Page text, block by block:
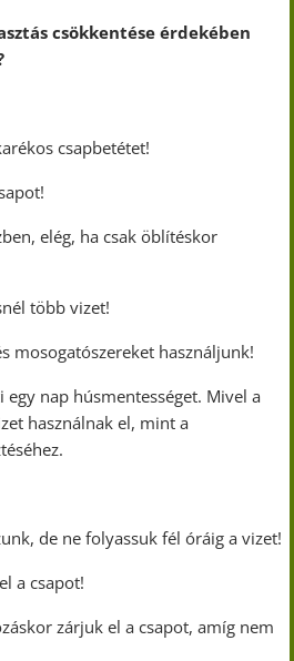
csökkentése érdekében
csapbetétet!
elég, ha csak öblítéskor
több vizet!
mosogatószereket használjunk!
nap húsmentességet. Mivel a
használnak el, mint a
de ne folyassuk fél óráig a vizet!
a csapot!
zárjuk el a csapot, amíg nem